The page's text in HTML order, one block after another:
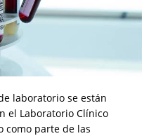
laboratorio se están
el Laboratorio Clínico
como parte de las